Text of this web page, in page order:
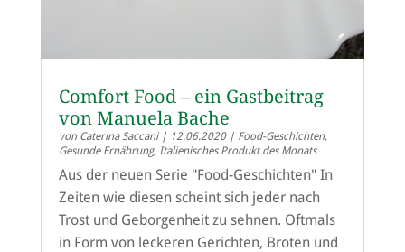
Comfort Food – ein Gastbeitrag
von Manuela Bache
von Caterina Saccani| 12.06.2020| Food-Geschichten,
Gesunde Ernährung, Italienisches Produkt des Monats
Aus der neuen Serie "Food-Geschichten" In
Zeiten wie diesen scheint sich jeder nach
Trost und Geborgenheit zu sehnen. Oftmals
in Form von leckeren Gerichten, Broten und